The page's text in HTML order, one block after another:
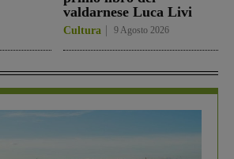
valdarnese Luca Livi
Cultura 9 Agosto 2026